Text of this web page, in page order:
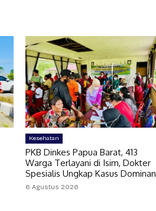
Kesehatan
PKB Dinkes Papua Barat, 413
Warga Terlayani di Isim, Dokter
Spesialis Ungkap Kasus Dominan
6 Agustus 2026